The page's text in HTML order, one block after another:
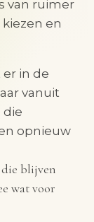
van ruimer
en
in de
vanuit
die
opnieuw
blijven
wat voor